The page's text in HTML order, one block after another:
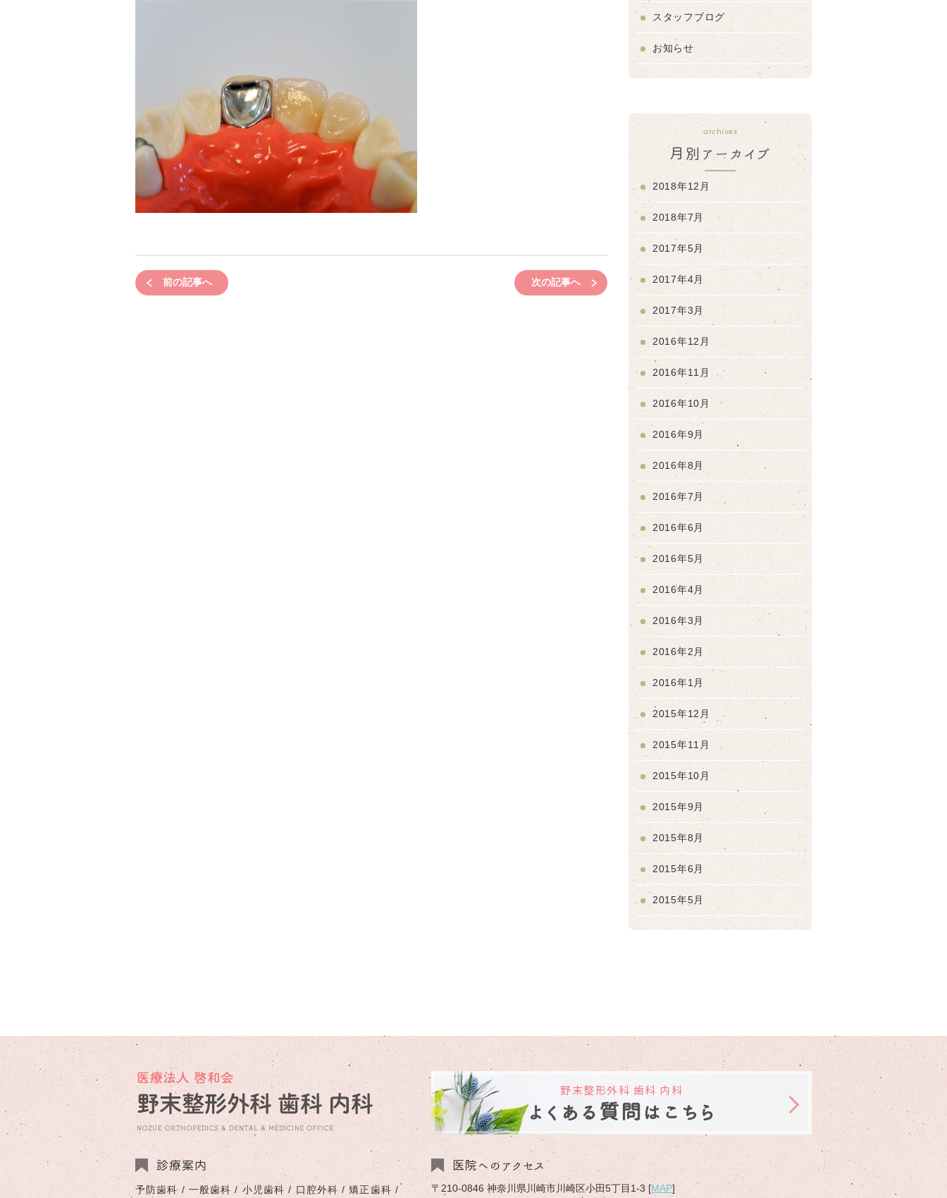
前の記事へ 次の記事へ
スタッフブログ
お知らせ
archives
月別アーカイブ
2018年12月
2018年7月
2017年5月
2017年4月
2017年3月
2016年12月
2016年11月
2016年10月
2016年9月
2016年8月
2016年7月
2016年6月
2016年5月
2016年4月
2016年3月
2016年2月
2016年1月
2015年12月
2015年11月
2015年10月
2015年9月
2015年8月
2015年6月
2015年5月
野末整形外科 歯科 内科
よくある質問はこちら
診療案内
予防歯科 / 一般歯科 / 小児歯科 / 口腔外科 / 矯正歯科 /
医院へのアクセス
〒210-0846 神奈川県川崎市川崎区小田5丁目1-3 [MAP]